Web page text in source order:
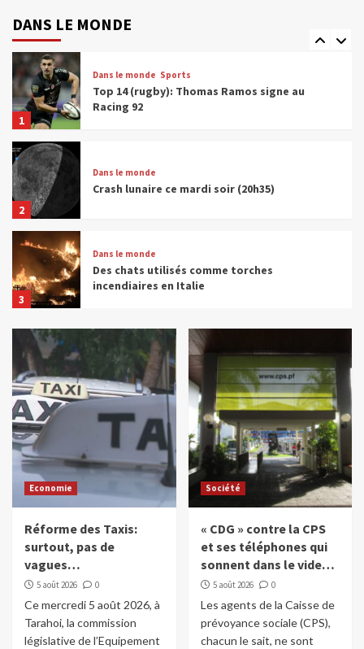
DANS LE MONDE
5
15 ans en France
1
Dans le monde Sports
Top 14 (rugby): Thomas Ramos signe au
Racing 92
2
Dans le monde
Crash lunaire ce mardi soir (20h35)
3
Dans le monde
Des chats utilisés comme torches
incendiaires en Italie
4
Dans le monde
Un baril de pétrole à plus de 100 dollars,
si…
Dans le monde
Les réseaux sociaux interdits au moins de
15 ans en France
Dans le monde
Top 14 (rugby): Thomas Ramos signe au
Racing 92
Dans le monde
Crash lunaire ce mardi soir (20h35)
Economie
Réforme des Taxis:
surtout, pas de
vagues…
5 août 2026 0
Ce mercredi 5 août 2026, à
Tarahoi, la commission
législative de l’Equipement
Société
« CDG » contre la CPS
et ses téléphones qui
sonnent dans le vide…
5 août 2026 0
Les agents de la Caisse de
prévoyance sociale (CPS),
chacun le sait, ne sont